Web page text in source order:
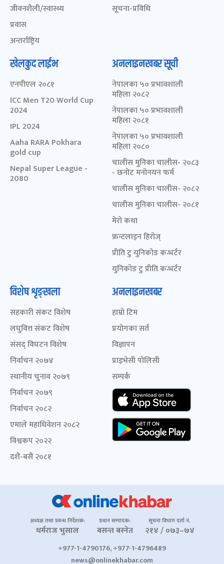
जीवनशैली/स्वास्थ्य
प्रवास
अन्तर्राष्ट्रिय
सूचना-प्रविधि
खेलकुद लाईभ
एनपीएल २०८१
ICC Men T20 World Cup
2024
IPL 2024
Aaha RARA Pokhara
gold cup
Nepal Super League -
2080
अनलाइनखबर सूची
नेपालका ५० प्रभावशाली
महिला २०८२
नेपालका ५० प्रभावशाली
महिला २०८१
नेपालका ५० प्रभावशाली
महिला २०८०
चालीस मुनिका चालीस- २०८३
- छनोट मनोनयन फर्म
चालीस मुनिका चालीस- २०८२
चालीस मुनिका चालीस- २०८१
मेरो कथा
फ्रन्टलाइन हिरोज्
प्रीति टु युनिकोड कन्भर्टर
युनिकोड टु प्रीति कन्भर्टर
विशेष शृङ्खला
सहकारी संकट विशेष
लघुवित्त संकट विशेष
संसद् विघटन विशेष
निर्वाचन २०७४
स्थानीय चुनाव २०७९
निर्वाचन २०७९
निर्वाचन २०८२
एमाले महाधिवेशन २०८२
विश्वकप २०२२
दशैं-बसैं २०८१
अनलाइनखबर
हाम्रो टिम
प्रयोगका सर्त
विज्ञापन
प्राइभेसी पोलिसी
सम्पर्क
अध्यक्ष तथा प्रबन्ध निर्देशक:
धर्मराज भुसाल
प्रधान सम्पादक:
बसन्त बस्नेत
सूचना विभाग दर्ता नं.
२१४ / ०७३–७४
+977-1-4790176, +977-1-4796489
news@onlinekhabar.com